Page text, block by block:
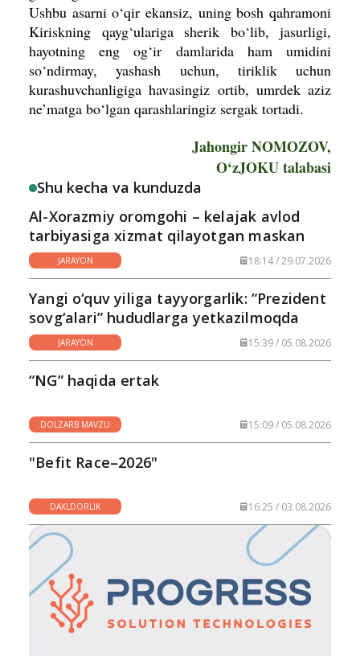
Ushbu asarni o‘qir ekansiz, uning bosh qahramoni
Kiriskning qayg‘ulariga sherik bo‘lib, jasurligi,
hayotning eng og‘ir dam­larida ham umidini
so‘ndirmay, yashash uchun, tiriklik uchun
kurashuvchanligiga havasingiz ortib, umrdek aziz
ne’matga bo‘lgan qarashlaringiz sergak tortadi.
Jahongir NOMOZOV,
O‘zJOKU talabasi
Shu kecha va kunduzda
Al-Xorazmiy oromgohi – kelajak avlod
tarbiyasiga xizmat qilayotgan maskan
JARAYON 18:14 / 29.07.2026
Yangi o‘quv yiliga tayyorgarlik: “Prezident
sovg‘alari” hududlarga yetkazilmoqda
JARAYON 15:39 / 05.08.2026
“NG” haqida ertak
DOLZARB MAVZU 15:09 / 05.08.2026
"Befit Race–2026"
DAXLDORLIK 16:25 / 03.08.2026